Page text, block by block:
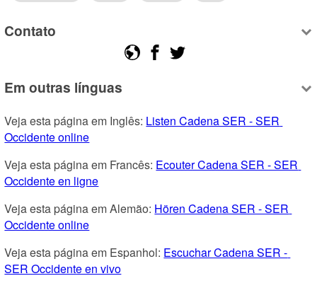
Contato
Em outras línguas
Veja esta página em Inglês: Listen Cadena SER - SER
Occidente online
Veja esta página em Francês: Ecouter Cadena SER - SER
Occidente en ligne
Veja esta página em Alemão: Hören Cadena SER - SER
Occidente online
Veja esta página em Espanhol: Escuchar Cadena SER -
SER Occidente en vivo